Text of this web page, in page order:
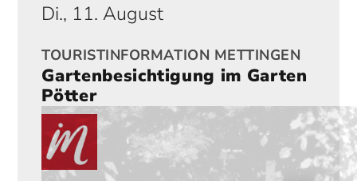
Di., 11. August
TOURISTINFORMATION METTINGEN
Gartenbesichtigung im Garten
Pötter